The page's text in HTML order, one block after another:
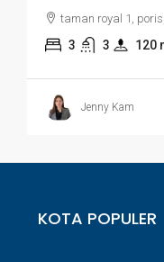
taman royal 1,
3 3 120
Jenny Kam
KOTA POPULER